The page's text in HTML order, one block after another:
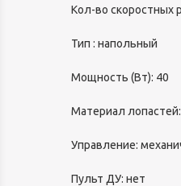
Кол-во скоростных
Тип : напольный
Мощность (Вт): 40
Материал
Управление:
Пульт ДУ: нет